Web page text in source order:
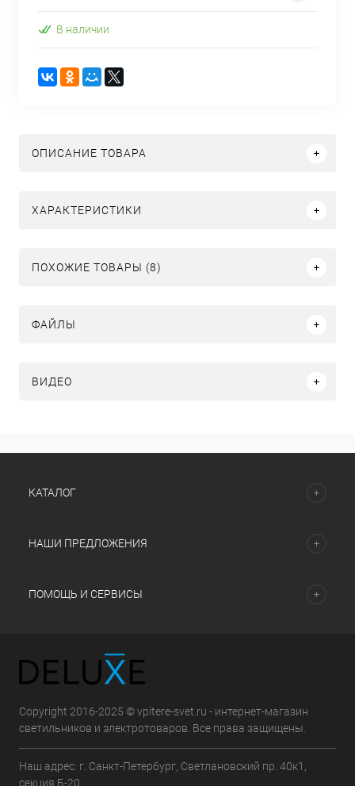
В наличии
ОПИСАНИЕ ТОВАРА
ХАРАКТЕРИСТИКИ
ПОХОЖИЕ ТОВАРЫ (8)
ФАЙЛЫ
ВИДЕО
КАТАЛОГ
НАШИ ПРЕДЛОЖЕНИЯ
ПОМОЩЬ И СЕРВИСЫ
Copyright 2016-2025 © vpitere-svet.ru - интернет-магазин
светильников и электротоваров. Все права защищены.
Наш адрес: г. Санкт-Петербург, Светлановский пр. 40к1,
секция Б-20